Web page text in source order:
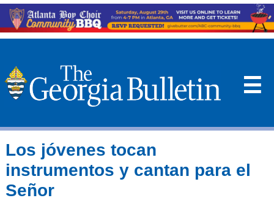
☰
Los jóvenes tocan
instrumentos y cantan para el
Señor